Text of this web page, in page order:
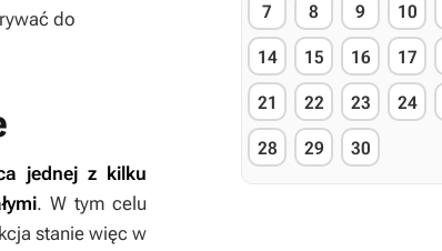
do
jednej z kilku
. W tym celu
stanie więc w
7 8 9 10
14 15 16 17
21 22 23 24
28 29 30